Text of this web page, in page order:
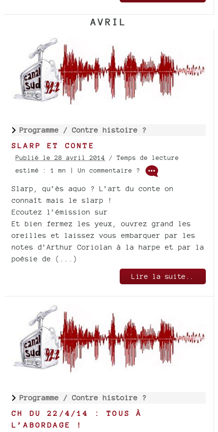
AVRIL
Programme / Contre histoire ?
SLARP ET CONTE
Publié le 28 avril 2014 / Temps de lecture
estimé : 1 mn | Un commentaire ?
Slarp, qu’ès aquo ? L’art du conte on
connaît mais le slarp !
Ecoutez l’émission sur
Et bien fermez les yeux, ouvrez grand les
oreilles et laissez vous embarquer par les
notes d’Arthur Coriolan à la harpe et par la
poésie de (...)
Lire la suite..
Programme / Contre histoire ?
CH DU 22/4/14 : TOUS À
L’ABORDAGE !